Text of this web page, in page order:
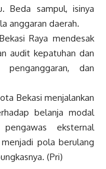
Beda sampul, isinya
anggaran daerah.
Raya mendesak
audit kepatuhan dan
dan
Bekasi menjalankan
belanja modal
eksternal
pola berulang
(Pri)